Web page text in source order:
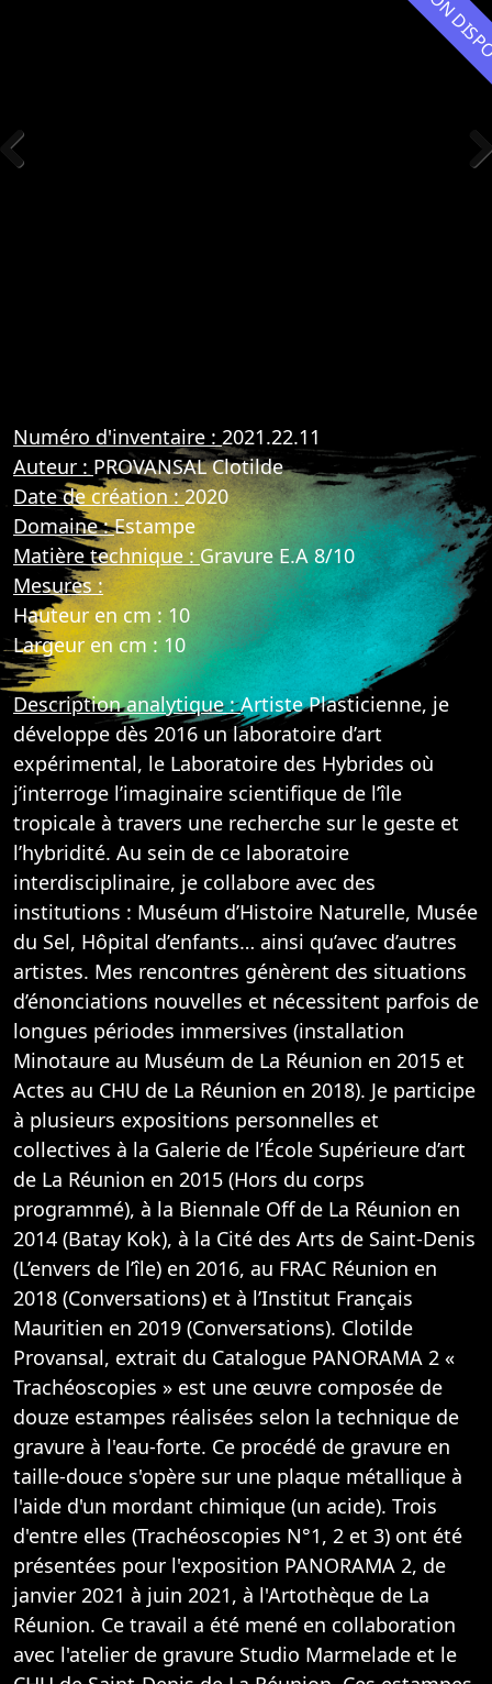
NON
Numéro d'inventaire : 2021.22.11
Auteur : PROVANSAL Clotilde
Date de création :2020
Domaine :Estampe
Matière technique : Gravure E.A 8/10
Mesures :
Hauteur en cm : 10
Largeur en cm : 10
Description analytique :Artiste Plasticienne, je
développe dès 2016 un laboratoire d’art
expérimental, le Laboratoire des Hybrides où
j’interroge l’imaginaire scientifique de l’île
tropicale à travers une recherche sur le geste et
l’hybridité. Au sein de ce laboratoire
interdisciplinaire, je collabore avec des
institutions : Muséum d’Histoire Naturelle, Musée
du Sel, Hôpital d’enfants… ainsi qu’avec d’autres
artistes. Mes rencontres génèrent des situations
d’énonciations nouvelles et nécessitent parfois de
longues périodes immersives (installation
Minotaure au Muséum de La Réunion en 2015 et
Actes au CHU de La Réunion en 2018). Je participe
à plusieurs expositions personnelles et
collectives à la Galerie de l’École Supérieure d’art
de La Réunion en 2015 (Hors du corps
programmé), à la Biennale Off de La Réunion en
2014 (Batay Kok), à la Cité des Arts de Saint-Denis
(L’envers de l’île) en 2016, au FRAC Réunion en
2018 (Conversations) et à l’Institut Français
Mauritien en 2019 (Conversations). Clotilde
Provansal, extrait du Catalogue PANORAMA 2 «
Trachéoscopies » est une œuvre composée de
douze estampes réalisées selon la technique de
gravure à l'eau-forte. Ce procédé de gravure en
taille-douce s'opère sur une plaque métallique à
l'aide d'un mordant chimique (un acide). Trois
d'entre elles (Trachéoscopies N°1, 2 et 3) ont été
présentées pour l'exposition PANORAMA 2, de
janvier 2021 à juin 2021, à l'Artothèque de La
Réunion. Ce travail a été mené en collaboration
avec l'atelier de gravure Studio Marmelade et le